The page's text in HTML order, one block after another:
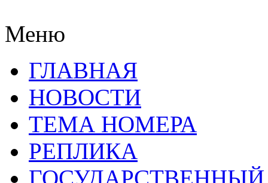
Меню
ГЛАВНАЯ
НОВОСТИ
ТЕМА НОМЕРА
РЕПЛИКА